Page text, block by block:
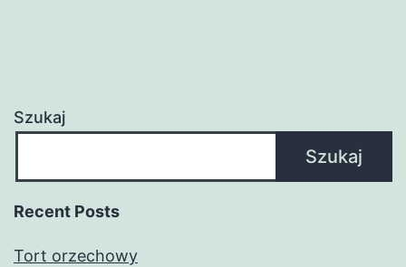
Szukaj
Szukaj
Recent Posts
Tort orzechowy